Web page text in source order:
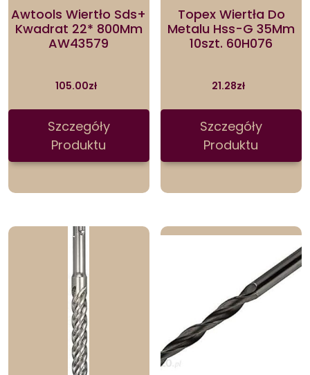
Awtools Wiertło Sds+
Kwadrat 22* 800Mm
AW43579
105.00zł
Szczegóły
Produktu
Topex Wiertła Do
Metalu Hss-G 35Mm
10szt. 60H076
21.28zł
Szczegóły
Produktu